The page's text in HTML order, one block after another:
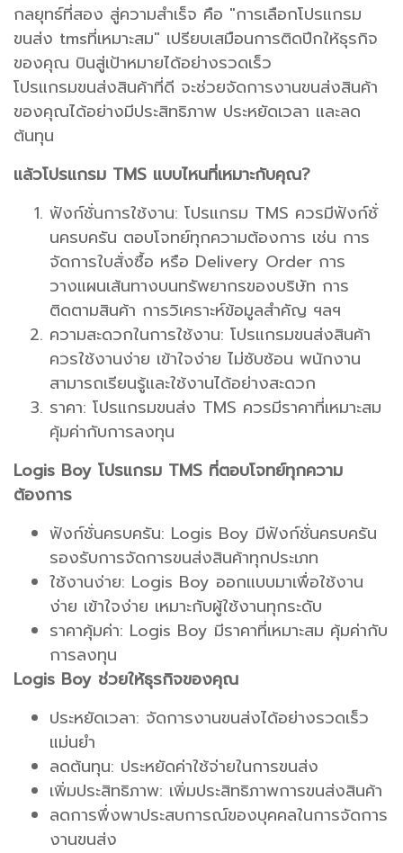
กลยุทธ์ที่สอง สู่ความสำเร็จ คือ "การเลือกโปรแกรม
ขนส่ง tmsที่เหมาะสม" เปรียบเสมือนการติดปีกให้ธุรกิจ
ของคุณ บินสู่เป้าหมายได้อย่างรวดเร็ว
โปรแกรมขนส่งสินค้าที่ดี จะช่วยจัดการงานขนส่งสินค้า
ของคุณได้อย่างมีประสิทธิภาพ ประหยัดเวลา และลด
ต้นทุน
แล้วโปรแกรม TMS แบบไหนที่เหมาะกับคุณ?
ฟังก์ชั่นการใช้งาน: โปรแกรม TMS ควรมีฟังก์ชั่
นครบครัน ตอบโจทย์ทุกความต้องการ เช่น การ
จัดการใบสั่งซื้อ หรือ Delivery Order การ
วางแผนเส้นทางบนทรัพยากรของบริษัท การ
ติดตามสินค้า การวิเคราะห์ข้อมูลสำคัญ ฯลฯ
ความสะดวกในการใช้งาน: โปรแกรมขนส่งสินค้า
ควรใช้งานง่าย เข้าใจง่าย ไม่ซับซ้อน พนักงาน
สามารถเรียนรู้และใช้งานได้อย่างสะดวก
ราคา: โปรแกรมขนส่ง TMS ควรมีราคาที่เหมาะสม
คุ้มค่ากับการลงทุน
Logis Boy โปรแกรม TMS ที่ตอบโจทย์ทุกความ
ต้องการ
ฟังก์ชั่นครบครัน: Logis Boy มีฟังก์ชั่นครบครัน
รองรับการจัดการขนส่งสินค้าทุกประเภท
ใช้งานง่าย: Logis Boy ออกแบบมาเพื่อใช้งาน
ง่าย เข้าใจง่าย เหมาะกับผู้ใช้งานทุกระดับ
ราคาคุ้มค่า: Logis Boy มีราคาที่เหมาะสม คุ้มค่ากับ
การลงทุน
Logis Boy ช่วยให้ธุรกิจของคุณ
ประหยัดเวลา: จัดการงานขนส่งได้อย่างรวดเร็ว
แม่นยำ
ลดต้นทุน: ประหยัดค่าใช้จ่ายในการขนส่ง
เพิ่มประสิทธิภาพ: เพิ่มประสิทธิภาพการขนส่งสินค้า
ลดการพึ่งพาประสบการณ์ของบุคคลในการจัดการ
งานขนส่ง